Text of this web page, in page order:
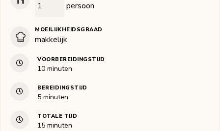
persoon
MOEILIJKHEIDSGRAAD
makkelijk
VOORBEREIDINGSTIJD
10minuten
minuten
BEREIDINGSTIJD
5minuten
minuten
TOTALE TIJD
15minuten
minuten